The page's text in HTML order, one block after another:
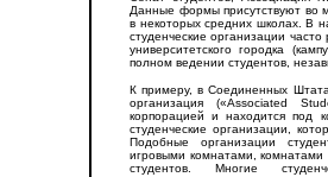
Данные формы присутствуют во
в некоторых средних школах. В
студенческие организации
университетского городка
полном ведении студентов,
К примеру, в Соединенных
организация («Associated
корпорацией и находится под
студенческие организации,
Подобные организации
игровыми комнатами,
студентов. Многие